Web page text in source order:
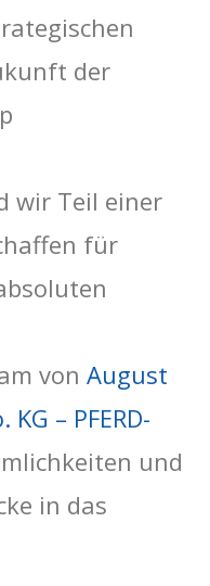
der
wir Teil einer
für
von August
– PFERD-
und
in das